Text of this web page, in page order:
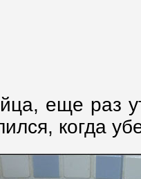
еще раз
когда